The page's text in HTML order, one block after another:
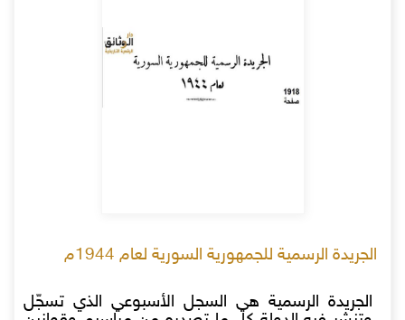
الجريدة الرسمية للجمهورية السورية لعام 1944م
الجريدة الرسمية هي السجل الأسبوعي الذي تسجّل